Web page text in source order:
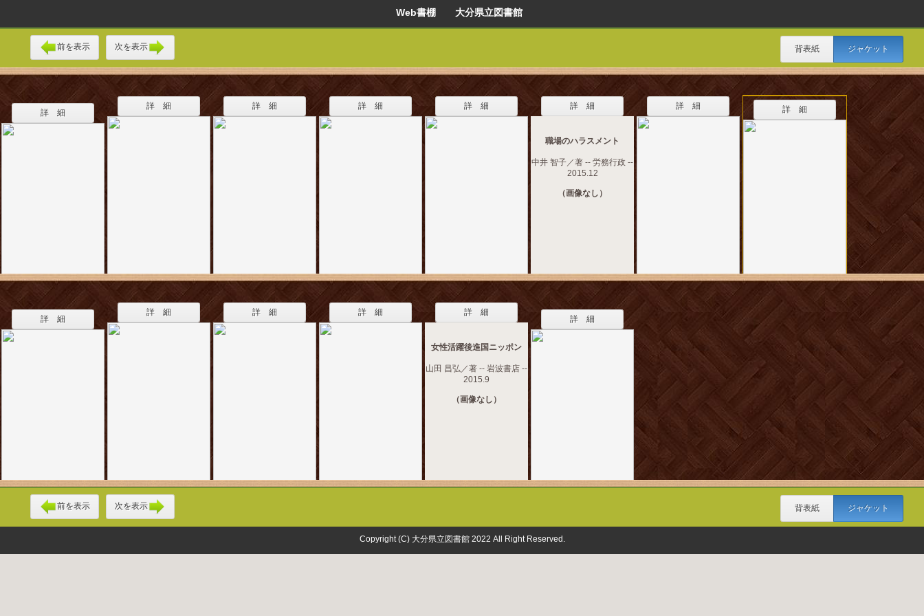
Web書棚 大分県立図書館
前を表示 次を表示 背表紙 ジャケット
詳 細
詳 細 詳 細 詳 細 詳 細 詳 細
職場のハラスメント
中井 智子／著 -- 労務行政 --
2015.12
（画像なし）
詳 細 詳 細
詳 細
詳 細 詳 細 詳 細 詳 細
女性活躍後進国ニッポン
山田 昌弘／著 -- 岩波書店 --
2015.9
（画像なし）
詳 細
前を表示 次を表示 背表紙 ジャケット
Copyright (C) 大分県立図書館 2022 All Right Reserved.